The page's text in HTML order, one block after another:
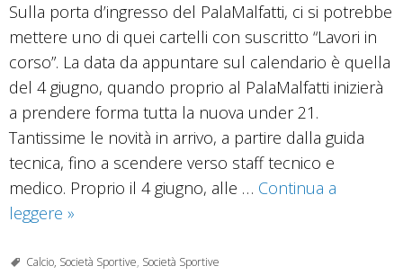
Sulla porta d’ingresso del PalaMalfatti, ci si potrebbe
mettere uno di quei cartelli con suscritto “Lavori in
corso”. La data da appuntare sul calendario è quella
del 4 giugno, quando proprio al PalaMalfatti inizierà
a prendere forma tutta la nuova under 21.
Tantissime le novità in arrivo, a partire dalla guida
tecnica, fino a scendere verso staff tecnico e
medico. Proprio il 4 giugno, alle … Continua a
leggere Real:
la
»
Calcio, Società Sportive, Società Sportive